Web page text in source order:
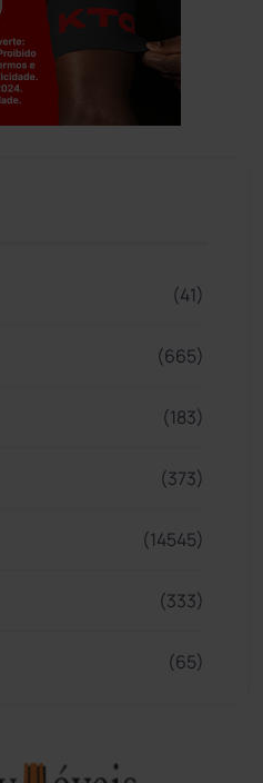
(41)
(665)
(183)
(373)
(14545)
(333)
(65)